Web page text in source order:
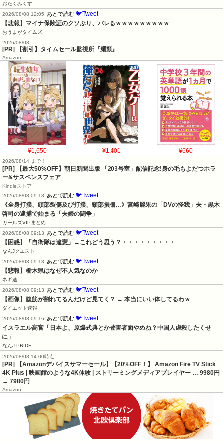
おたくみくす
2026/08/08 12:05
あとで読む 🐦Tweet
【悲報】マイナ保険証のクソぶり、バレるｗｗｗｗｗｗｗｗｗ
おうまがタイムズ
2026/08/08
[PR] 【割引】タイムセール監視所『麺類』
Amazon
¥1,650 ¥1,401 ¥660
2026/08/14 まで！
[PR] 【最大50%OFF】朝日新聞出版 「203号室」配信記念!身の毛もよだつホラ
ー&サスペンスフェア
Kindleストア
2026/08/08 09:13
あとで読む 🐦Tweet
《全身打撲、頭部裂傷及び打撲、頸部損傷…》宮崎麗果の「DVの怪我」夫・黒木
啓司の逮捕で始まる「夫婦の闘争」
ガールズVIPまとめ
2026/08/08 09:13
あとで読む 🐦Tweet
【困惑】「自衛隊は違憲」←これどう思う？・・・・・・・・・
なんJクエスト
2026/08/08 09:13
あとで読む 🐦Tweet
【悲報】栃木県はなぜ不人気なのか
ネギ速
2026/08/08 09:13
あとで読む 🐦Tweet
【画像】腹筋が割れてるんだけど見てく？ ← 本当にいい体してるわｗ
ダイエット速報
2026/08/08 09:16
あとで読む 🐦Tweet
イスラエル高官「日本よ、原爆式典とか被害者面やめね？中国人虐殺したくせ
に」
なんJ PRIDE
2026/08/08 14:00時点
[PR] 【Amazonデバイスサマーセール】【20%OFF！】 Amazon Fire TV Stick
4K Plus | 映画館のような4K体験 | ストリーミングメディアプレイヤー … 9980円
→ 7980円
Amazon